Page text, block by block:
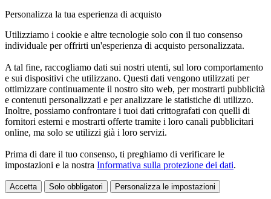
Personalizza la tua esperienza di acquisto
Utilizziamo i cookie e altre tecnologie solo con il tuo consenso
individuale per offrirti un'esperienza di acquisto personalizzata.
A tal fine, raccogliamo dati sui nostri utenti, sul loro comportamento
e sui dispositivi che utilizzano. Questi dati vengono utilizzati per
ottimizzare continuamente il nostro sito web, per mostrarti pubblicità
e contenuti personalizzati e per analizzare le statistiche di utilizzo.
Inoltre, possiamo confrontare i tuoi dati crittografati con quelli di
fornitori esterni e mostrarti offerte tramite i loro canali pubblicitari
online, ma solo se utilizzi già i loro servizi.
Prima di dare il tuo consenso, ti preghiamo di verificare le
impostazioni e la nostra Informativa sulla protezione dei dati.
Accetta Solo obbligatori Personalizza le impostazioni